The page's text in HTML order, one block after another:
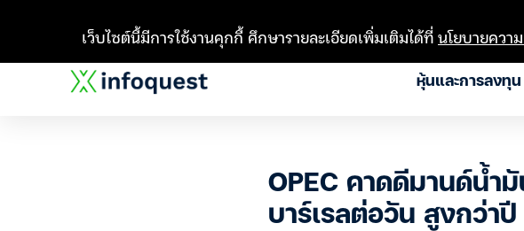
หุ้นและการลงทุน
OPEC คาดดีมานด์น้ำ
บาร์เรลต่อวัน สูงกว่าปี
เว็บไซต์นี้มีการใช้งานคุกกี้ ศึกษารายละเอียดเพิ่มเติมได้ที่นโยบายควา